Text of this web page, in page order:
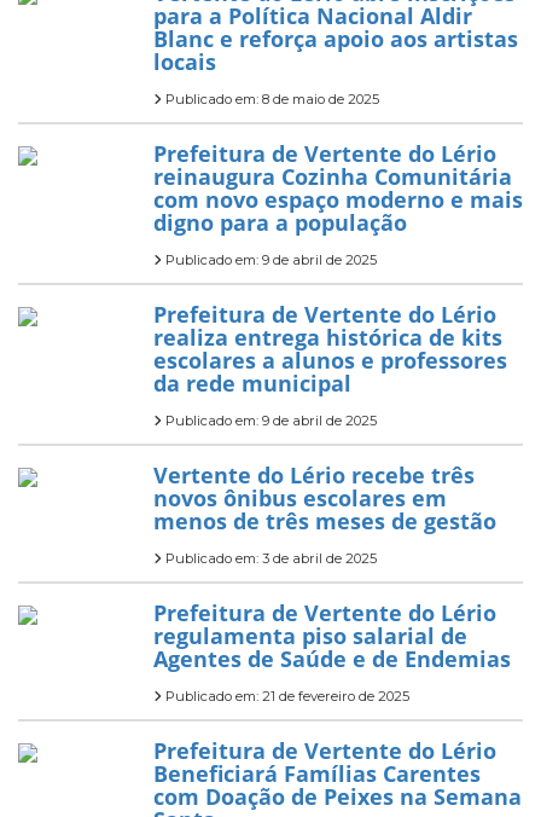
para a Política Nacional Aldir
Blanc e reforça apoio aos artistas
locais
Publicado em: 8 de maio de 2025
Prefeitura de Vertente do Lério
reinaugura Cozinha Comunitária
com novo espaço moderno e mais
digno para a população
Publicado em: 9 de abril de 2025
Prefeitura de Vertente do Lério
realiza entrega histórica de kits
escolares a alunos e professores
da rede municipal
Publicado em: 9 de abril de 2025
Vertente do Lério recebe três
novos ônibus escolares em
menos de três meses de gestão
Publicado em: 3 de abril de 2025
Prefeitura de Vertente do Lério
regulamenta piso salarial de
Agentes de Saúde e de Endemias
Publicado em: 21 de fevereiro de 2025
Prefeitura de Vertente do Lério
Beneficiará Famílias Carentes
com Doação de Peixes na Semana